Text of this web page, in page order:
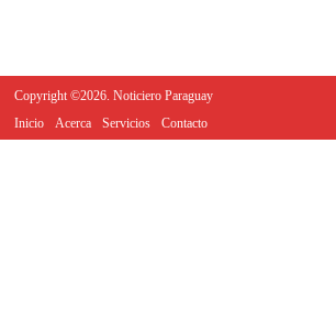
Copyright ©2026. Noticiero Paraguay
Inicio
Acerca Servicios Contacto